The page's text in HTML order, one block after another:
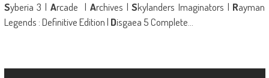
Syberia 3 | Arcade | Archives |Skylanders Imaginators | Rayman
Legends : Definitive Edition | Disgaea 5 Complete…